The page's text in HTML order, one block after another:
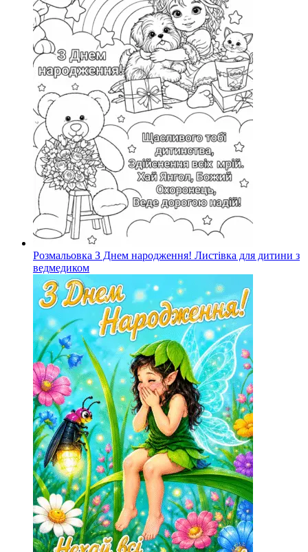
Розмальовка З Днем народження! Листівка для дитини з
ведмедиком